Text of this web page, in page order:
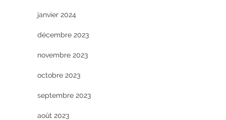
janvier 2024
décembre 2023
novembre 2023
octobre 2023
septembre 2023
août 2023